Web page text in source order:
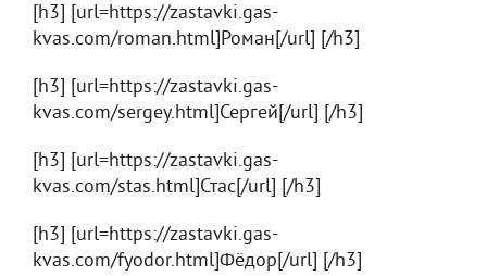
[h3] [url=https://zastavki.gas-
kvas.com/roman.html]Роман[/url] [/h3]
[h3] [url=https://zastavki.gas-
kvas.com/sergey.html]Сергей[/url] [/h3]
[h3] [url=https://zastavki.gas-
kvas.com/stas.html]Стас[/url] [/h3]
[h3] [url=https://zastavki.gas-
kvas.com/fyodor.html]Фёдор[/url] [/h3]